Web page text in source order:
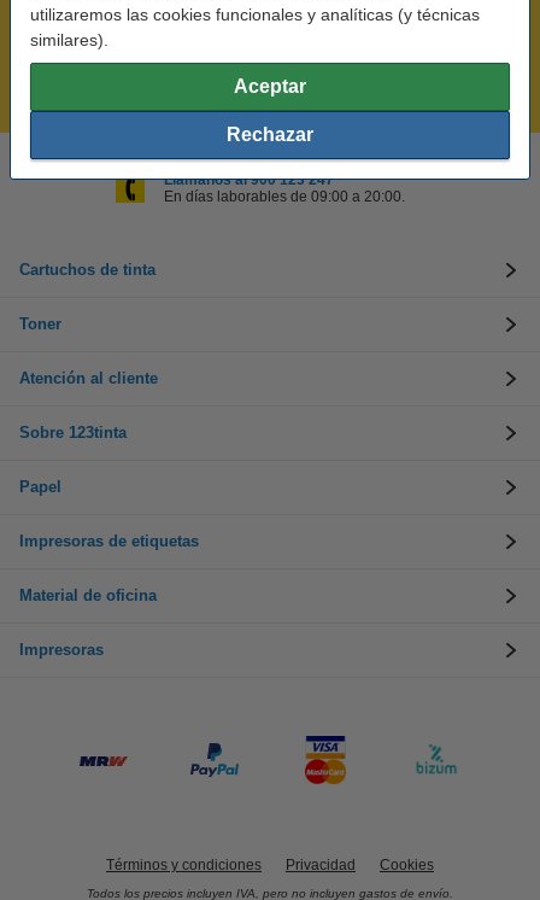
utilizaremos las cookies funcionales y analíticas (y técnicas
similares).
Aceptar
Rechazar
¡Recibe en 24 horas!
Llámanos al 900 123 247
En días laborables de 09:00 a 20:00.
Cartuchos de tinta
Toner
Atención al cliente
Sobre 123tinta
Papel
Impresoras de etiquetas
Material de oficina
Impresoras
Términos y condiciones Privacidad Cookies
Todos los precios incluyen IVA, pero no incluyen gastos de envío.